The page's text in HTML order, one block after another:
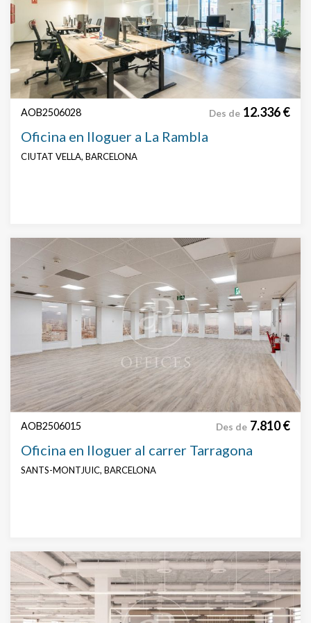
AOB2506028 Des de 12.336 €
Oficina en lloguer a La Rambla
CIUTAT VELLA, BARCELONA
AOB2506015 Des de 7.810 €
Oficina en lloguer al carrer Tarragona
SANTS-MONTJUIC, BARCELONA